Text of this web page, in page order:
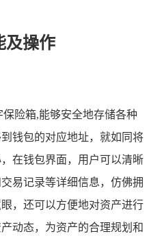
及操作
险箱,能够安全地存储各种
钱包的对应地址，就如同将
在钱包界面，用户可以清晰
易记录等详细信息，仿佛拥
，还可以方便地对资产进行
动态，为资产的合理规划和